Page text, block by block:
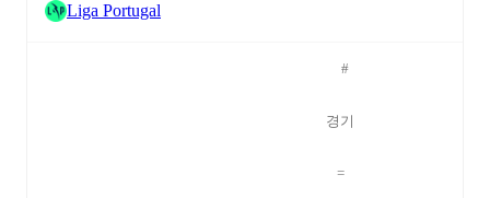
Liga Portugal
#
경기
=